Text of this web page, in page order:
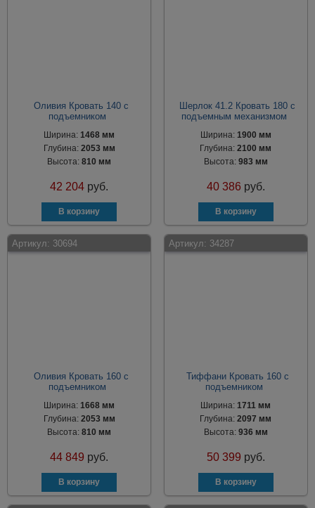
Оливия Кровать 140 с
подъемником
Ширина:1468 мм
Глубина: 2053 мм
Высота:810 мм
42 204 руб.
Шерлок 41.2 Кровать 180 с
подъемным механизмом
Ширина: 1900 мм
Глубина:2100 мм
Высота: 983 мм
40 386 руб.
Артикул: 30694
Оливия Кровать 160 с
подъемником
Ширина:1668 мм
Глубина: 2053 мм
Высота:810 мм
44 849 руб.
Артикул: 34287
Тиффани Кровать 160 с
подъемником
Ширина:1711 мм
Глубина:2097 мм
Высота: 936 мм
50 399 руб.